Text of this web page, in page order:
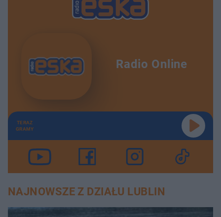
Radio Online
TERAZ
GRAMY
NAJNOWSZE Z DZIAŁU LUBLIN